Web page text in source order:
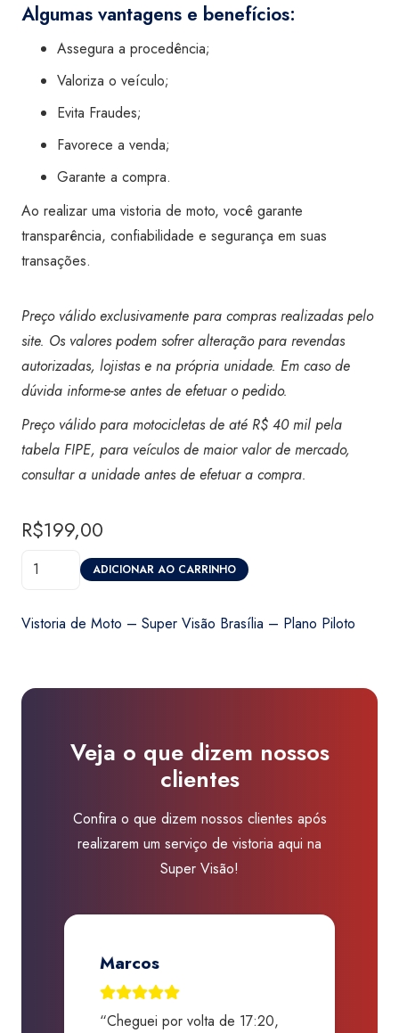
Algumas vantagens e benefícios:
Assegura a procedência;
Valoriza o veículo;
Evita Fraudes;
Favorece a venda;
Garante a compra.
Ao realizar uma vistoria de moto, você garante
transparência, confiabilidade e segurança em suas
transações.
Preço válido exclusivamente para compras realizadas pelo
site. Os valores podem sofrer alteração para revendas
autorizadas, lojistas e na própria unidade. Em caso de
dúvida informe-se antes de efetuar o pedido.
Preço válido para motocicletas de até R$ 40 mil pela
tabela FIPE, para veículos de maior valor de mercado,
consultar a unidade antes de efetuar a compra.
R$199,00
Vistoria
Visão
quantidade
ADICIONAR AO CARRINHO
Vistoria de Moto – Super Visão Brasília – Plano Piloto
Veja o que dizem nossos
clientes
Confira o que dizem nossos clientes após
realizarem um serviço de vistoria aqui na
Super Visão!
Marcos
“Cheguei por volta de 17:20,